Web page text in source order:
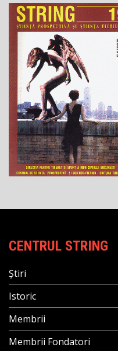
CENTRUL STRING
Știri
Istoric
Membrii
Membrii Fondatori